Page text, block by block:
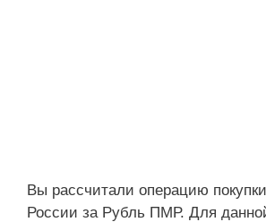
Вы рассчитали операцию
России за Рубль ПМР. Для